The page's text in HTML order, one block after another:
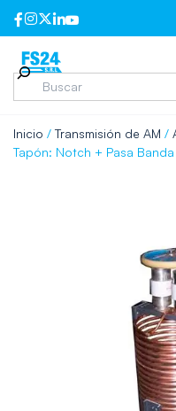
Inicio / Transmisión de AM /
Tapón: Notch + Pasa Banda